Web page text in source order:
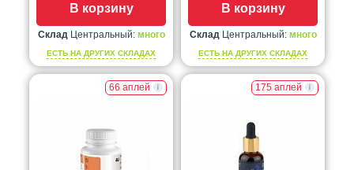
В корзину
СкладЦентральный: много
ЕСТЬ НА ДРУГИХ СКЛАДАХ
В корзину
СкладЦентральный: много
ЕСТЬ НА ДРУГИХ СКЛАДАХ
66 аплей 175 аплей